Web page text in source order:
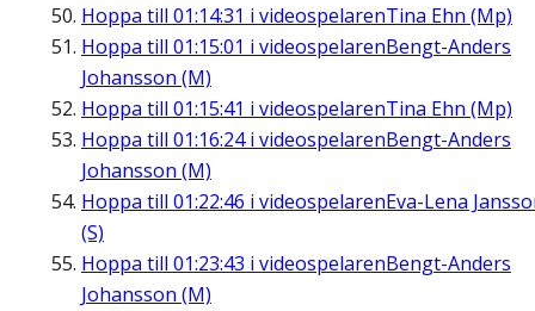
Hoppa till 01:14:31 i videospelarenTina Ehn (Mp)
Hoppa till 01:15:01 i videospelarenBengt-Anders
Johansson (M)
Hoppa till 01:15:41 i videospelarenTina Ehn (Mp)
Hoppa till 01:16:24i videospelarenBengt-Anders
Johansson (M)
Hoppa till 01:22:46 i videospelarenEva-Lena
(S)
Hoppa till 01:23:43 i videospelarenBengt-Anders
Johansson (M)